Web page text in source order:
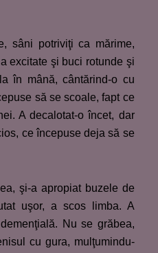
sâni potriviţi ca mărime,
excitate şi buci rotunde şi
în mână, cântărind-o cu
să se scoale, fapt ce
A decalotat-o încet, dar
ce începuse deja să se
şi-a apropiat buzele de
uşor, a scos limba. A
Nu se grăbea,
cu gura, mulţumindu-